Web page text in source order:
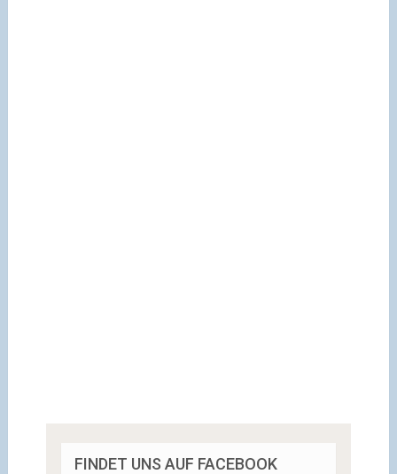
FINDET UNS AUF FACEBOOK